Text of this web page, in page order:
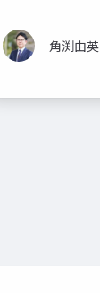
角渕由英